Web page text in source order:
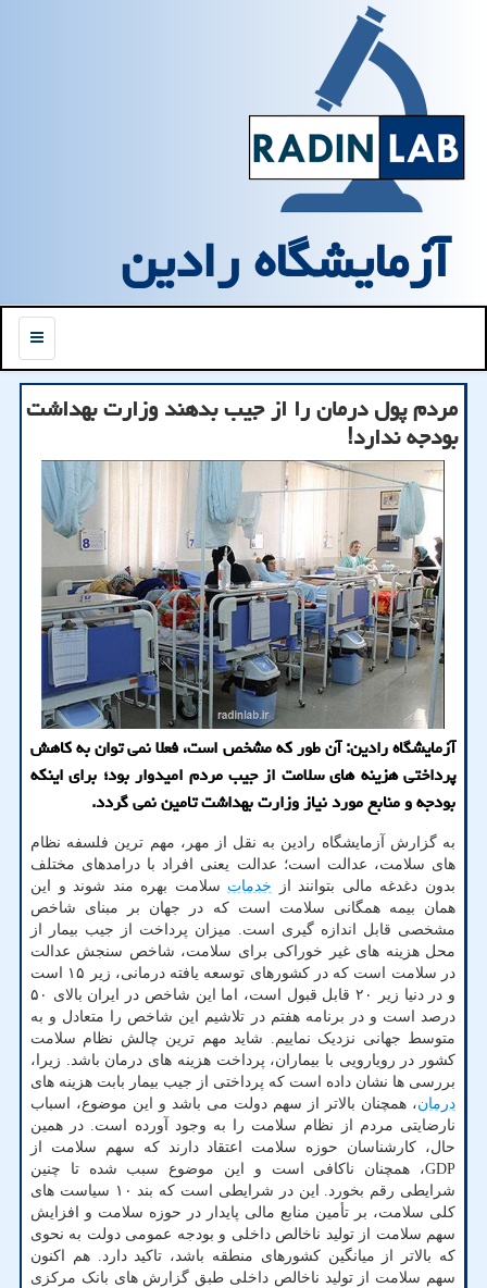
آزمایشگاه رادین
منو
مردم پول درمان را از جیب بدهند وزارت بهداشت
بودجه ندارد!
آزمایشگاه رادین: آن طور که مشخص است، فعلا نمی توان به کاهش
پرداختی هزینه های سلامت از جیب مردم امیدوار بود؛ برای اینکه
بودجه و منابع مورد نیاز وزارت بهداشت تامین نمی گردد.
به گزارش آزمایشگاه رادین به نقل از مهر، مهم ترین فلسفه نظام
های سلامت، عدالت است؛ عدالت یعنی افراد با درامدهای مختلف
بدون دغدغه مالی بتوانند از خدمات سلامت بهره مند شوند و این
همان بیمه همگانی سلامت است که در جهان بر مبنای شاخص
مشخصی قابل اندازه گیری است. میزان پرداخت از جیب بیمار از
محل هزینه های غیر خوراکی برای سلامت، شاخص سنجش عدالت
در سلامت است که در کشورهای توسعه یافته درمانی، زیر ۱۵ است
و در دنیا زیر ۲۰ قابل قبول است، اما این شاخص در ایران بالای ۵۰
درصد است و در برنامه هفتم در تلاشیم این شاخص را متعادل و به
متوسط جهانی نزدیک نماییم. شاید مهم ترین چالش نظام سلامت
کشور در رویارویی با بیماران، پرداخت هزینه های درمان باشد. زیرا،
بررسی ها نشان داده است که پرداختی از جیب بیمار بابت هزینه های
درمان، همچنان بالاتر از سهم دولت می باشد و این موضوع، اسباب
نارضایتی مردم از نظام سلامت را به وجود آورده است. در همین
حال، کارشناسان حوزه سلامت اعتقاد دارند که سهم سلامت از
GDP، همچنان ناکافی است و این موضوع سبب شده تا چنین
شرایطی رقم بخورد. این در شرایطی است که بند ۱۰ سیاست های
کلی سلامت، بر تأمین منابع مالی پایدار در حوزه سلامت و افزایش
سهم سلامت از تولید ناخالص داخلی و بودجه عمومی دولت به نحوی
که بالاتر از میانگین کشورهای منطقه باشد، تاکید دارد. هم اکنون
سهم سلامت از تولید ناخالص داخلی طبق گزارش های بانک مرکزی